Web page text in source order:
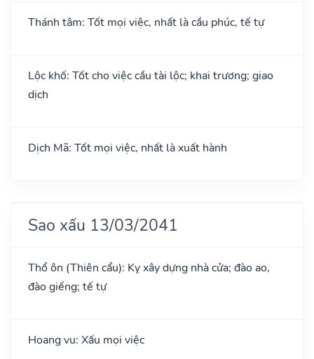
Thánh tâm: Tốt mọi việc, nhất là cầu phúc, tế tự
Lộc khố: Tốt cho việc cầu tài lộc; khai trương; giao
dịch
Dịch Mã: Tốt mọi việc, nhất là xuất hành
Sao xấu 13/03/2041
Thổ ôn (Thiên cẩu): Kỵ xây dựng nhà cửa; đào ao,
đào giếng; tế tự
Hoang vu: Xấu mọi việc